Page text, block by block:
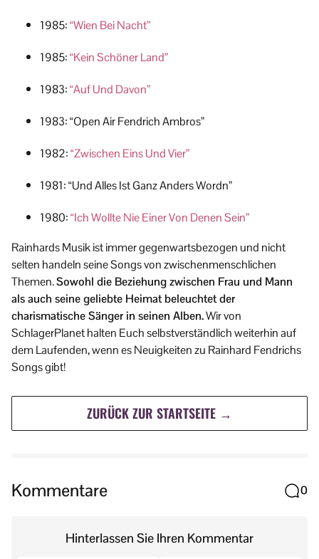
1985:“Wien Bei Nacht”
1985:“Kein Schöner Land”
1983:“Auf Und Davon”
1983: “Open Air Fendrich Ambros”
1982:“Zwischen Eins Und Vier”
1981: “Und Alles Ist Ganz Anders Wordn”
1980:“Ich Wollte Nie Einer Von Denen Sein”
Rainhards Musik ist immer gegenwartsbezogen und nicht
selten handeln seine Songs von zwischenmenschlichen
Themen.Sowohl die Beziehung zwischen Frau und Mann
als auch seine geliebte Heimat beleuchtet der
charismatische Sänger in seinen Alben.Wir von
SchlagerPlanet halten Euch selbstverständlich weiterhin auf
dem Laufenden, wenn es Neuigkeiten zu Rainhard Fendrichs
Songs gibt!
ZURÜCK ZUR STARTSEITE →
Kommentare 0
Hinterlassen Sie Ihren Kommentar